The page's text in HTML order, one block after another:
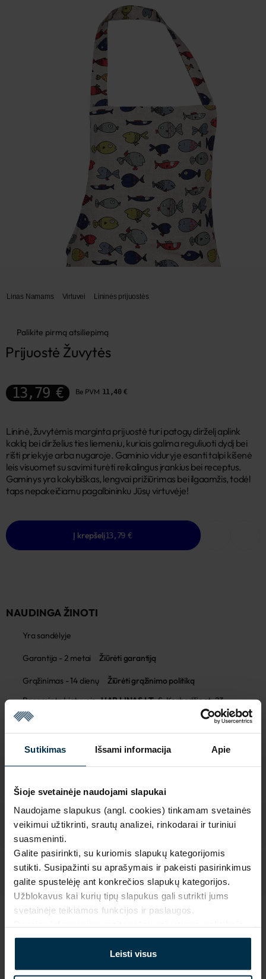
Sutikimas Išsami informacija Apie
Šioje svetainėje naudojami slapukai
Naudojame slapukus (angl. cookies) tinkamam svetainės
veikimui užtikrinti, srautų analizei, rinkodarai ir turiniui
suasmeninti.
Galite pasirinkti, su kuriomis slapukų kategorijomis
sutikti. Susipažinti su aprašymais ir pakeisti pasirinkimus
galite spustelėję ant konkrečios slapukų kategorijos.
Užblokavus kai kurių tipų slapukus gali sutrikti jums
svetainėje teikiamos funkcijos ir paslaugos.
Leisti visus
Linas Namams Virtuvei Lininės prijuostės
Palikite pirmą atsiliepimą
Prijuostė Žuvytės
13,79 € Be PVM 11,40 €
Lininė, žuvytėmis marginta prijuostė turi patogų dirželį aplink
kaklą bei dirželius ties liemeniu, kuriais galima reguliuoti dydį bei
rišti priekyje arba nugaroje. Gaminio viduryje esanti talpi kišenė
leis visuomet su savimi turėti reikalingus įrankius bei receptus.
Gaminys yra kokybiškas, lengvai prižiūrimas bei ilgaamžis, todėl
taps nepakeičiamu pagalbininku Jūsų virtuvėje!
Į krepšelį13,79 €
NAUDINGA ŽINOTI
Yra sandėlyje
Garantija - 2 metai Žiūrėti garantiją
Grąžinimas - 14 dienų
Žiūrėti grąžinimo politiką
Pagaminta Lietuvoje,UAB LINAS LT,S. Kerbedžio st. 23,
Panevėžys, 35113
MADE IN EUROPE
Artikulas
705113